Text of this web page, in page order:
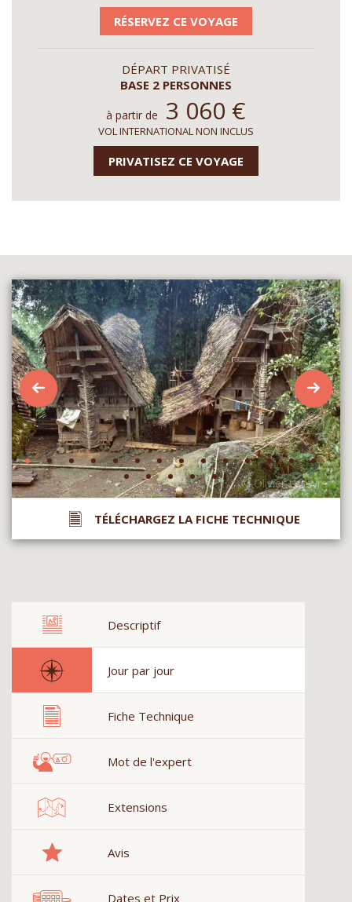
RÉSERVEZ CE VOYAGE
DÉPART PRIVATISÉ
BASE 2 PERSONNES
à partir de 3 060 €
VOL INTERNATIONAL NON INCLUS
PRIVATISEZ CE VOYAGE
TÉLÉCHARGEZ LA FICHE TECHNIQUE
Descriptif
Jour par jour
Fiche Technique
Mot de l'expert
Extensions
Avis
Dates et Prix